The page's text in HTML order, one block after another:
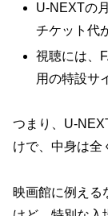
U-NEXTの
チケット代
視聴には、
用の特設サ
つまり、U-
けで、中身は全
映画館に例える